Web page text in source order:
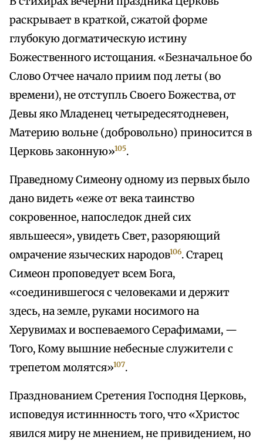
раскрывает в краткой, сжатой форме
глубокую догматическую истину
Божественного истощания. «Безначальное бо
Слово Отчее начало приим под леты (во
времени), не отступль Своего Божества, от
Девы яко Младенец четыредесятодневен,
Материю вольне (добровольно) приносится в
Церковь законную»105.
Праведному Симеону одному из первых было
дано видеть «еже от века таинство
сокровенное, напоследок дней сих
явльшееся», увидеть Свет, разоряющий
омрачение языческих народов106. Старец
Симеон проповедует всем Бога,
«соединившегося с человеками и держит
здесь, на земле, руками носимого на
Херувимах и воспеваемого Серафимами, —
Того, Кому вышние небесные служители с
трепетом молятся»107.
Празднованием Сретения Господня Церковь,
исповедуя истиннность того, что «Христос
явился миру не мнением, не привидением, но